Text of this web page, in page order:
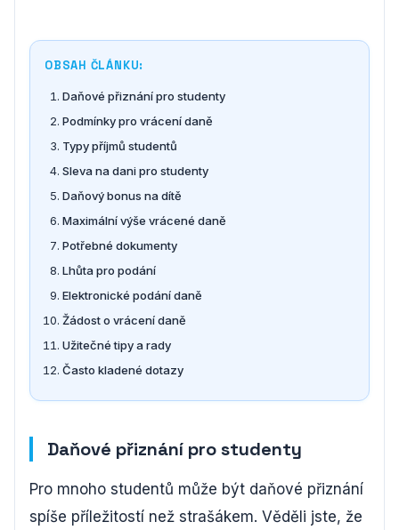
OBSAH ČLÁNKU:
Daňové přiznání pro studenty
Podmínky pro vrácení daně
Typy příjmů studentů
Sleva na dani pro studenty
Daňový bonus na dítě
Maximální výše vrácené daně
Potřebné dokumenty
Lhůta pro podání
Elektronické podání daně
Žádost o vrácení daně
Užitečné tipy a rady
Často kladené dotazy
Daňové přiznání pro studenty
Pro mnoho studentů může být daňové přiznání
spíše příležitostí než strašákem. Věděli jste, že